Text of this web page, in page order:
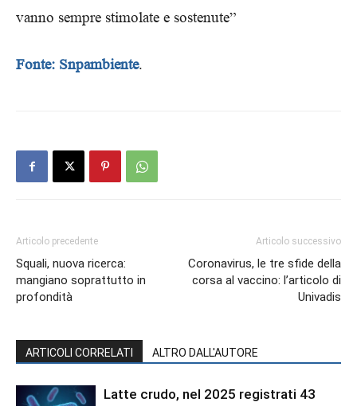
vanno sempre stimolate e sostenute”
Fonte: Snpambiente.
Articolo precedente
Squali, nuova ricerca:
mangiano soprattutto in
profondità
Articolo successivo
Coronavirus, le tre sfide della
corsa al vaccino: l’articolo di
Univadis
ARTICOLI CORRELATI ALTRO DALL'AUTORE
Latte crudo, nel 2025 registrati 43